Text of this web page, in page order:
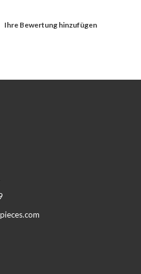
Ihre Bewertung hinzufügen